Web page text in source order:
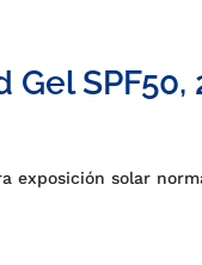
SPF50,
exposición solar